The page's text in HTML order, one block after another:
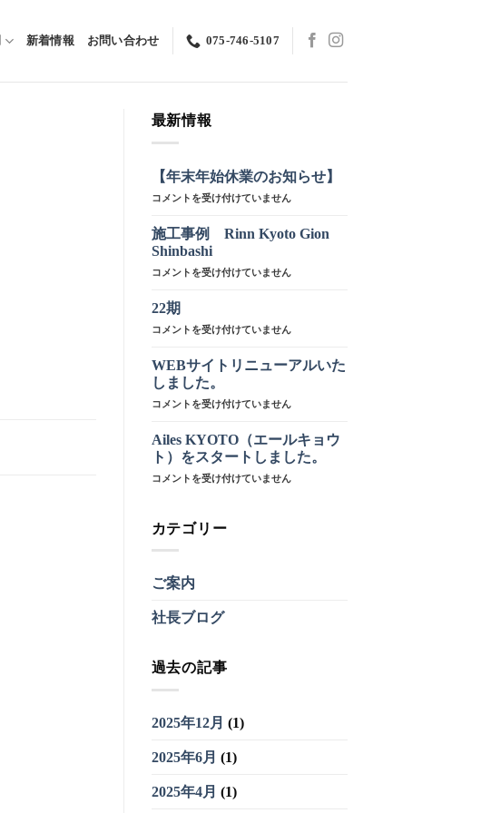
新着情報 お問い合わせ 075-746-5107
最新情報
【年末年始休業のお知らせ】
【年
年
始
休
業
お
ら
は
コメントを受け付けていません
施工事例 Rinn Kyoto Gion
Shinbashi
施
事
例
Rinn
Gion
Shinbashi
コメントを受け付けていません
22期
22
は
コメントを受け付けていません
WEBサイトリニューアルいた
しました。
WEB
イ
ト
リ
ニ
ア
し
し
コメントを受け付けていません
Ailes KYOTO（エールキョウ
ト）をスタートしました。
Ailes
ル
キ
ョ
ト）
ス
ト
し
ま
た。
コメントを受け付けていません
カテゴリー
ご案内
社長ブログ
過去の記事
2025年12月 (1)
2025年6月 (1)
2025年4月 (1)